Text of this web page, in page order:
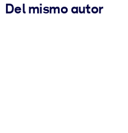
Del mismo autor